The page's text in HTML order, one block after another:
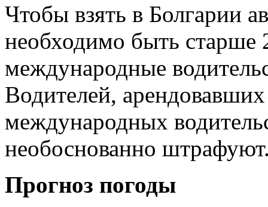
Чтобы взять в Болгарии
необходимо быть старше
международные
Водителей,
международных
необоснованно
Прогноз погоды